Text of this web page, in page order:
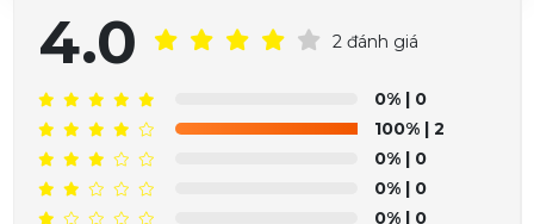
4.0 2 đánh giá
0% | 0
100% | 2
0% | 0
0% | 0
0% | 0
Phạm Trâm vừa đặt mua
Máy lạnh Midea 1.0 HP